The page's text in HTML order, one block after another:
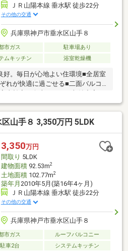
ＪＲ山陽本線 垂水駅 徒歩22分
その他の交通
兵庫県神戸市垂水区山手８
市ガス
駐車場あり
ムキッチン 浴室乾燥機
好。毎日が心地よい住環境■全居室
れが快適に過ごせる■二面バルコ
軟対応■リフォーム済で初期コス
ート可能■並列2台駐車可能■福田
校（徒歩10分）自分たちに合う
ームが住まい探しをお手伝いしま
「俺と私のLocoHouse」もご紹介
です。お気軽にご相談ください！
山手８ 3,350万円 5LDK
3,350万円
間取り 5LDK
建物面積92.53m2
土地面積102.77m2
築年月 2010年5月(築16年4ヶ月)
ＪＲ山陽本線 垂水駅 徒歩22分
その他の交通
兵庫県神戸市垂水区山手８
市ガス
ルーフバルコニー
駐車2台 システムキッチン